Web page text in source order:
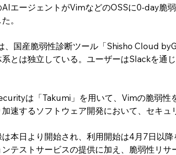
エージェントがVimなどのOSSに0-day脆
。
、国産脆弱性診断ツール「Shisho Cloud
とは独立している。ユーザーはSlackを通
は「Takumi」を用いて、Vimの脆弱
速するソフトウェア開発において、セキュ
本日より開始され、利用開始は4月7日以
テストサービスの提供に加え、脆弱性リ